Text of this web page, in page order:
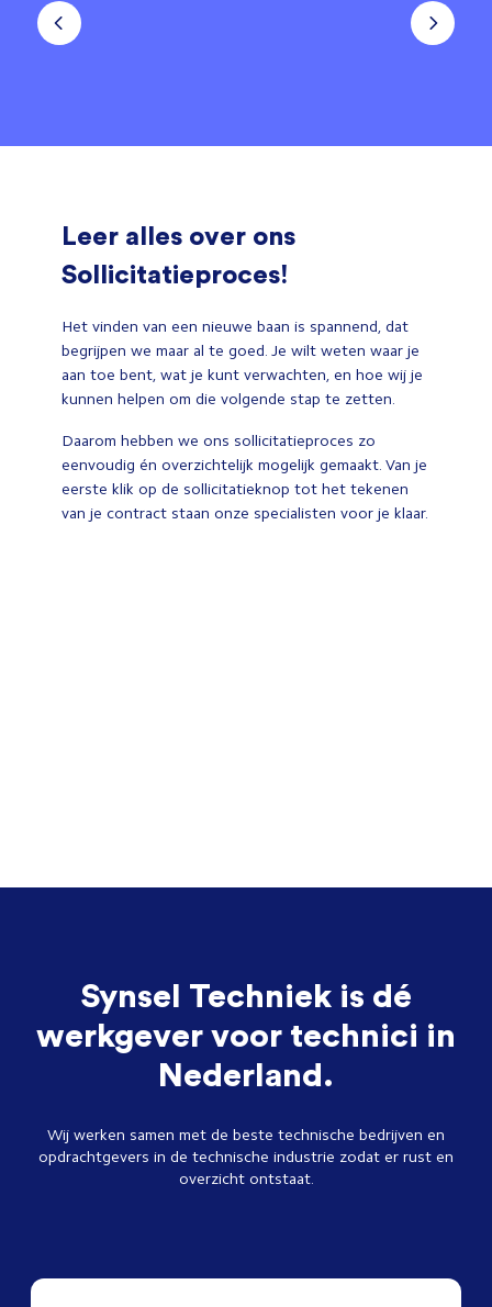
Leer alles over ons
Sollicitatieproces!
Het vinden van een nieuwe baan is spannend, dat
begrijpen we maar al te goed. Je wilt weten waar je
aan toe bent, wat je kunt verwachten, en hoe wij je
kunnen helpen om die volgende stap te zetten.
Daarom hebben we ons sollicitatieproces zo
eenvoudig én overzichtelijk mogelijk gemaakt. Van je
eerste klik op de sollicitatieknop tot het tekenen
van je contract staan onze specialisten voor je klaar.
Synsel Techniek is dé
werkgever voor technici in
Nederland.
Wij werken samen met de beste technische bedrijven en
opdrachtgevers in de technische industrie zodat er rust en
overzicht ontstaat.